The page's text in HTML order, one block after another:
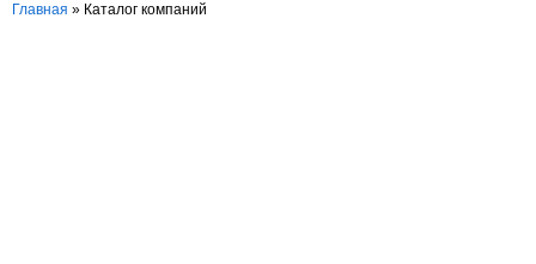
Главная » Каталог компаний